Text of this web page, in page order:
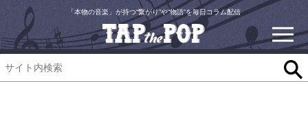
「本物の音楽」が持つ“繋がり”や“物語”を毎日コラム配信